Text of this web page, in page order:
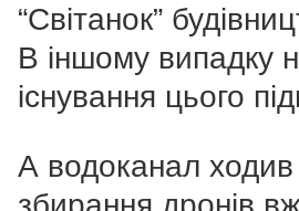
“Світанок”
В іншому випадку
існування цього
А водоканал ходив